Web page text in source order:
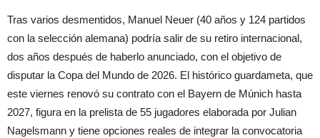
Tras varios desmentidos, Manuel Neuer (40 años y 124 partidos
con la selección alemana) podría salir de su retiro internacional,
dos años después de haberlo anunciado, con el objetivo de
disputar la Copa del Mundo de 2026. El histórico guardameta, que
este viernes renovó su contrato con el Bayern de Múnich hasta
2027, figura en la prelista de 55 jugadores elaborada por Julian
Nagelsmann y tiene opciones reales de integrar la convocatoria